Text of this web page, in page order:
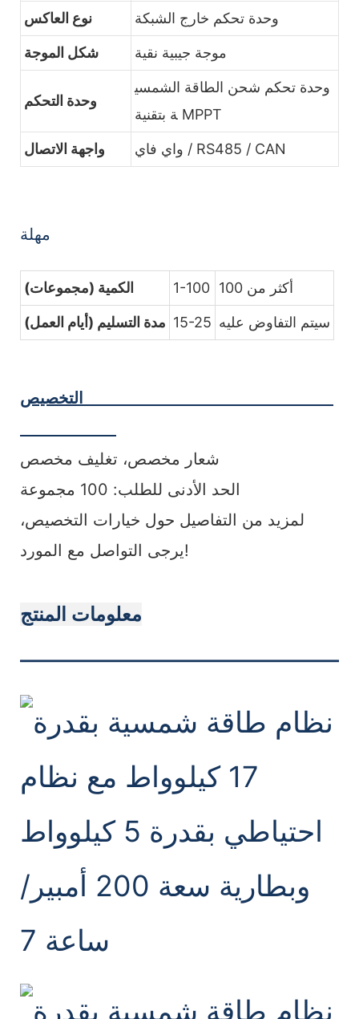
نوع العاكس وحدة تحكم خارج الشبكة
شكل الموجة موجة جيبية نقية
وحدة التحكم
وحدة تحكم شحن الطاقة الشمسي
ة بتقنية MPPT
واجهة الاتصال واي فاي / RS485 / CAN
مهلة
الكمية (مجموعات) 1-100 أكثر من 100
مدة التسليم (أيام العمل) 15-25 سيتم التفاوض عليه
التخصيص
شعار مخصص، تغليف مخصص
الحد الأدنى للطلب: 100 مجموعة
لمزيد من التفاصيل حول خيارات التخصيص،
يرجى التواصل مع المورد!
معلومات المنتج